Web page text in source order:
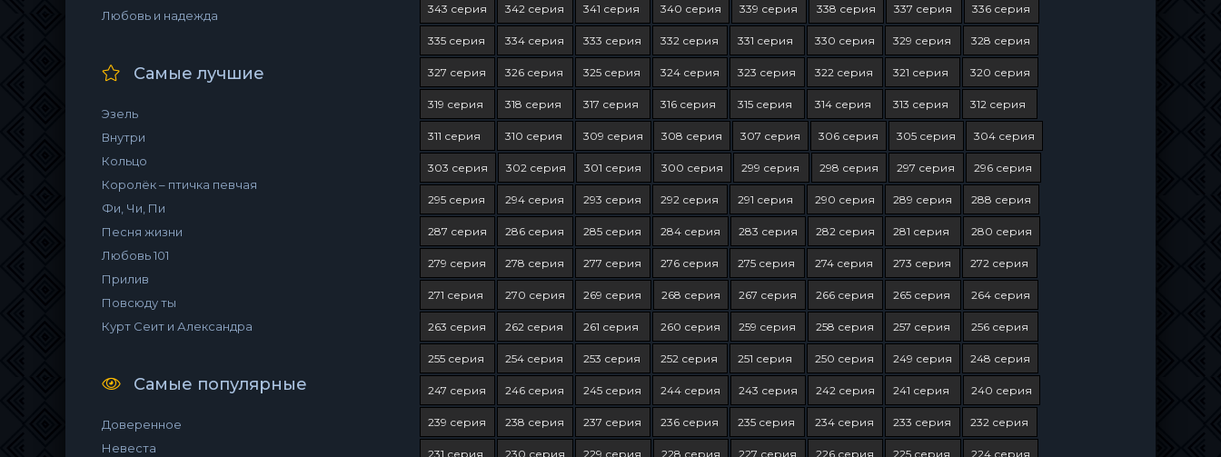
Любовь и надежда
Самые лучшие
Эзель
Внутри
Кольцо
Королёк – птичка певчая
Фи, Чи, Пи
Песня жизни
Любовь 101
Прилив
Повсюду ты
Курт Сеит и Александра
Самые популярные
Доверенное
Невеста
343 серия 342 серия 341 серия 340 серия 339 серия 338 серия 337 серия 336 серия
335 серия 334 серия 333 серия 332 серия 331 серия 330 серия 329 серия 328 серия
327 серия 326 серия 325 серия 324 серия 323 серия 322 серия 321 серия 320 серия
319 серия 318 серия 317 серия 316 серия 315 серия 314 серия 313 серия 312 серия
311 серия 310 серия 309 серия 308 серия 307 серия 306 серия 305 серия 304 серия
303 серия 302 серия 301 серия 300 серия 299 серия 298 серия 297 серия 296 серия
295 серия 294 серия 293 серия 292 серия 291 серия 290 серия 289 серия 288 серия
287 серия 286 серия 285 серия 284 серия 283 серия 282 серия 281 серия 280 серия
279 серия 278 серия 277 серия 276 серия 275 серия 274 серия 273 серия 272 серия
271 серия 270 серия 269 серия 268 серия 267 серия 266 серия 265 серия 264 серия
263 серия 262 серия 261 серия 260 серия 259 серия 258 серия 257 серия 256 серия
255 серия 254 серия 253 серия 252 серия 251 серия 250 серия 249 серия 248 серия
247 серия 246 серия 245 серия 244 серия 243 серия 242 серия 241 серия 240 серия
239 серия 238 серия 237 серия 236 серия 235 серия 234 серия 233 серия 232 серия
231 серия 230 серия 229 серия 228 серия 227 серия 226 серия 225 серия 224 серия